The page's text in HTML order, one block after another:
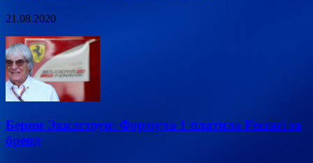
21.08.2020
Берни Экклстоун: Формула 1 платила Ferrari за
бренд